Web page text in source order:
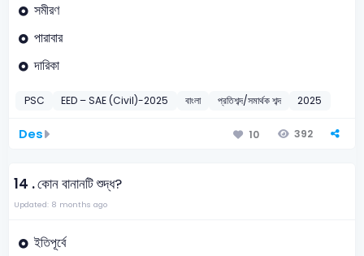
সমীরণ
পারাবার
দারিকা
PSC EED – SAE (Civil)-2025 বাংলা প্রতিশব্দ/সমার্থক শব্দ 2025
Des 10 392
14 .কোন বানানটি শুদ্ধ?
Updated: 8 months ago
ইতিপূর্বে